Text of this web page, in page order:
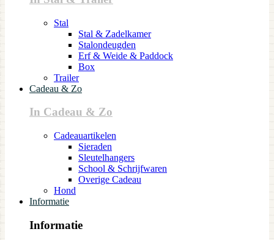
Stal
Stal & Zadelkamer
Stalondeugden
Erf & Weide & Paddock
Box
Trailer
Cadeau & Zo
In Cadeau & Zo
Cadeauartikelen
Sieraden
Sleutelhangers
School & Schrijfwaren
Overige Cadeau
Hond
Informatie
Informatie